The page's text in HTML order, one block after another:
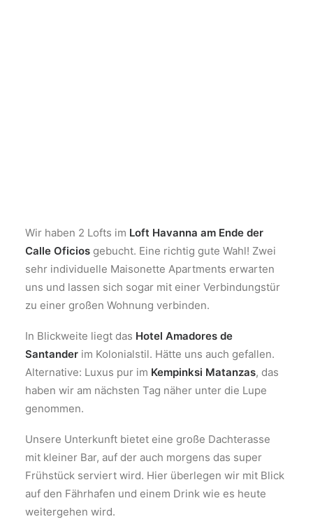
Wir haben 2 Lofts im Loft Havanna am Ende der
Calle Oficios gebucht. Eine richtig gute Wahl! Zwei
sehr individuelle Maisonette Apartments erwarten
uns und lassen sich sogar mit einer Verbindungstür
zu einer großen Wohnung verbinden.
In Blickweite liegt das Hotel Amadores de
Santander im Kolonialstil. Hätte uns auch gefallen.
Alternative: Luxus pur im Kempinksi Matanzas, das
haben wir am nächsten Tag näher unter die Lupe
genommen.
Unsere Unterkunft bietet eine große Dachterasse
mit kleiner Bar, auf der auch morgens das super
Frühstück serviert wird. Hier überlegen wir mit Blick
auf den Fährhafen und einem Drink wie es heute
weitergehen wird.